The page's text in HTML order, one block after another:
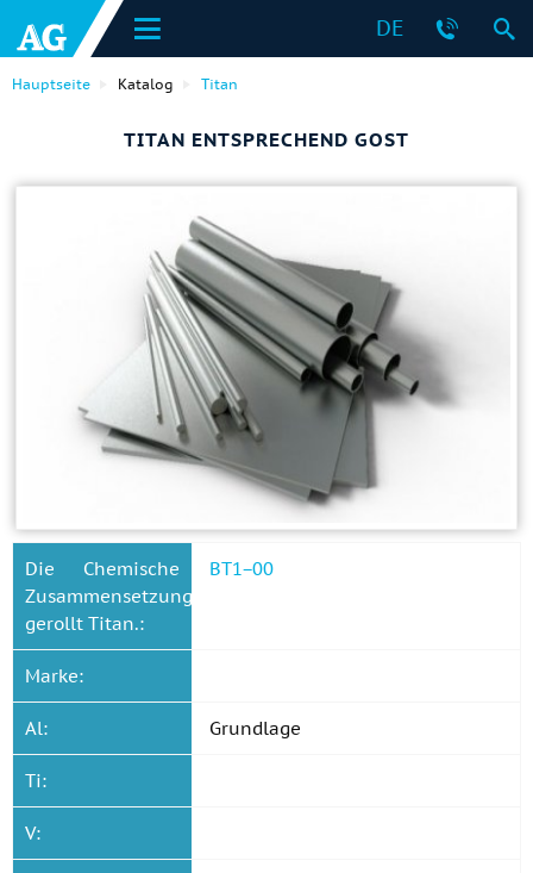
DE
Hauptseite Katalog Titan
TITAN ENTSPRECHEND GOST
Die Chemische
Zusammensetzung
gerollt Titan.:
BT1−00
Marke:
Al: Grundlage
Ti:
V: